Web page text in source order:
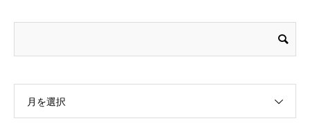
月を選択